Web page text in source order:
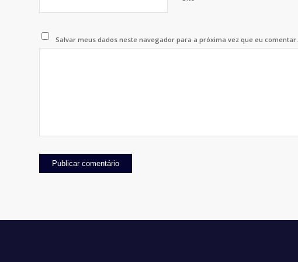
Salvar meus dados neste navegador para a próxima vez que eu comentar.